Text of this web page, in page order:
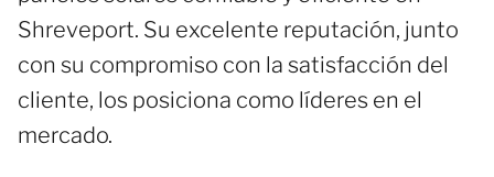
Shreveport. Su excelente reputación, junto
con su compromiso con la satisfacción del
cliente, los posiciona como líderes en el
mercado.